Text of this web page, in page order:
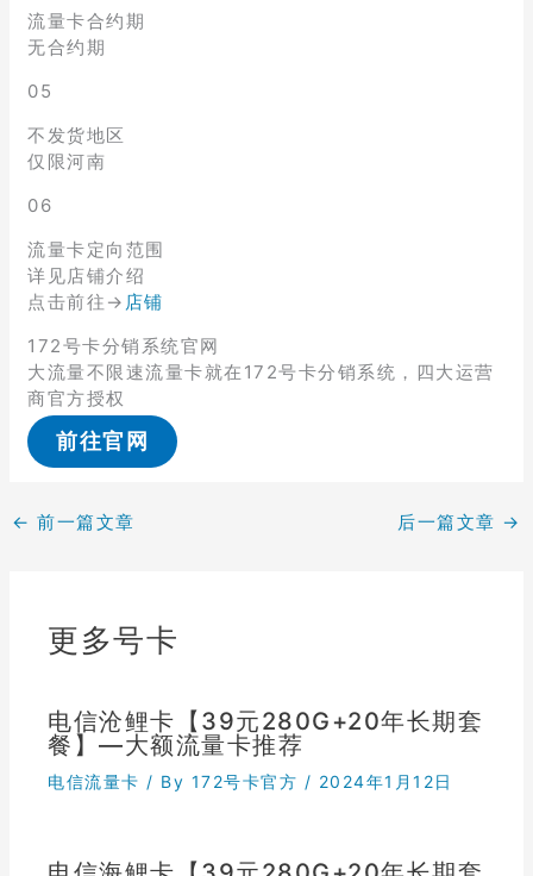
流量卡合约期
无合约期
05
不发货地区
仅限河南
06
流量卡定向范围
详见店铺介绍
点击前往→ 店铺
172号卡分销系统官网
大流量不限速流量卡就在172号卡分销系统，四大运营
商官方授权
前往官网
← 前一篇文章 后一篇文章 →
更多号卡
电信沧鲤卡【39元280G+20年长期套
餐】—大额流量卡推荐
电信流量卡 / By 172号卡官方 / 2024年1月12日